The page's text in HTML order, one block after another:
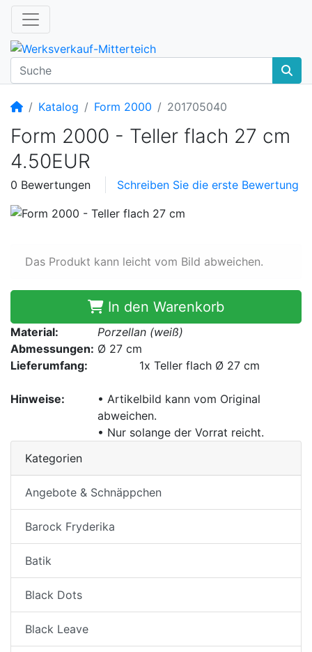
Startseite
Katalog Form 2000 201705040
Form 2000 - Teller flach 27 cm
4.50EUR
0 Bewertungen Schreiben Sie die erste Bewertung
Das Produkt kann leicht vom Bild abweichen.
In den Warenkorb
Material:
Porzellan (weiß)
Abmessungen: Ø 27 cm
Lieferumfang:
1x Teller flach Ø 27 cm
Hinweise:
• Artikelbild kann vom Original
abweichen.
• Nur solange der Vorrat reicht.
Kategorien
Angebote & Schnäppchen
Barock Fryderika
Batik
Black Dots
Black Leave